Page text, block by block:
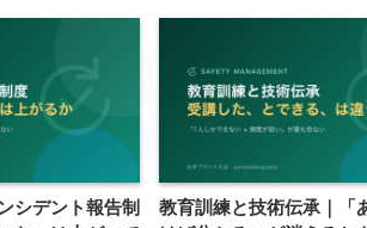
シデント報告制
教育訓練と技術伝承｜「